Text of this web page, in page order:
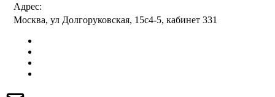
Адрес:
Москва, ул Долгоруковская, 15с4-5, кабинет 331